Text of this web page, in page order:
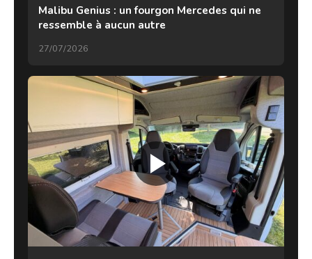
Malibu Genius : un fourgon Mercedes qui ne
ressemble à aucun autre
27/07/2026